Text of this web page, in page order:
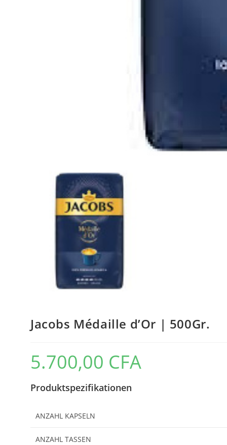
Jacobs Médaille d’Or | 500Gr.
5.700,00 CFA
Produktspezifikationen
ANZAHL KAPSELN
ANZAHL TASSEN